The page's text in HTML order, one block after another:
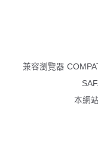
兼容瀏覽器
本網